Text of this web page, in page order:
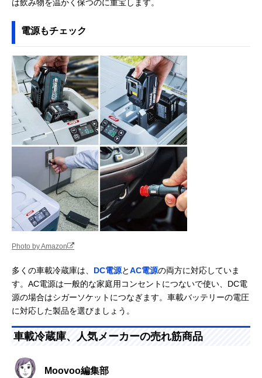
は飲み物を温かく保つのに重宝します。
電源もチェック
Photo by Amazon
多くの車載冷蔵庫は、 DC電源とAC電源の両方に対応していま
す。AC電源は一般的な家庭用コンセントにつないで使い、DC電
源の場合はシガーソケットにつなぎます。車載バッテリーの電圧
に対応した製品を選びましょう。
車載冷蔵庫、人気メーカーの売れ筋商品
Moovoo編集部